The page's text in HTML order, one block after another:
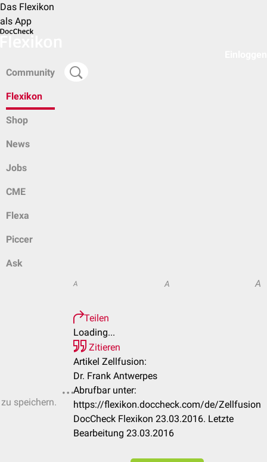
Das Flexikon
als App
Community
Flexikon
Shop
News
Jobs
CME
Flexa
Piccer
Ask
speichern.
A A A
Teilen
Loading...
Zitieren
Artikel Zellfusion:
Dr. Frank Antwerpes
Abrufbar unter:
https://flexikon.doccheck.com/de/Zellfusion
DocCheck Flexikon 23.03.2016. Letzte
Bearbeitung 23.03.2016